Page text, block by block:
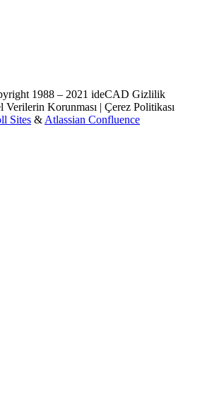
1988 – 2021 ideCAD Gizlilik
Verilerin Korunması | Çerez Politikası
Sites & Atlassian Confluence